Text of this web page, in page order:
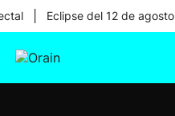
Eclipse del 12 de agosto